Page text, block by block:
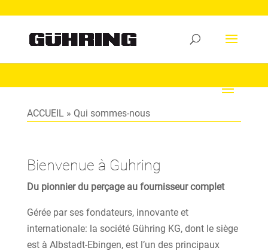
ACCUEIL» Qui sommes-nous
Bienvenue à Guhring
Du pionnier du perçage au fournisseur complet
Gérée par ses fondateurs, innovante et
internationale: la société Gühring KG, dont le siège
est à Albstadt-Ebingen, est l’un des principaux